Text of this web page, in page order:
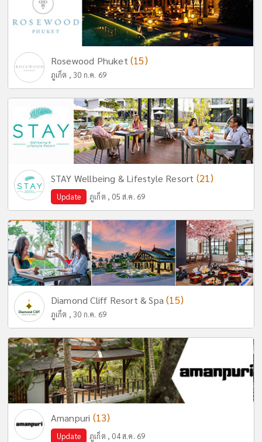
Rosewood Phuket (15)
ภูเก็ต , 30 ก.ค. 69
STAY Wellbeing & Lifestyle Resort (21)
Update ภูเก็ต , 05 ส.ค. 69
Diamond Cliff Resort & Spa(15)
ภูเก็ต , 30 ก.ค. 69
Amanpuri (13)
Update ภูเก็ต , 04 ส.ค. 69